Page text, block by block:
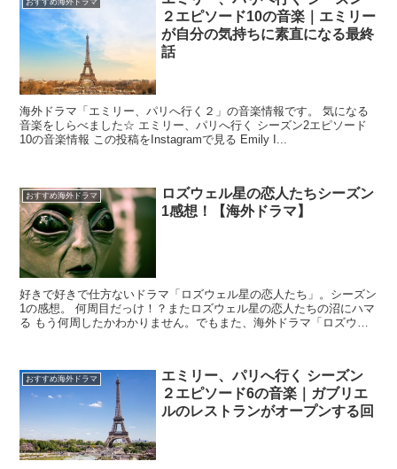
おすすめ海外ドラマ
２エピソード10の音楽｜エミリー
が自分の気持ちに素直になる最終
話
海外ドラマ「エミリー、パリへ行く２」の音楽情報です。 気になる
音楽をしらべました☆ エミリー、パリへ行く シーズン2エピソード
10の音楽情報 この投稿をInstagramで見る Emily I...
おすすめ海外ドラマ
ロズウェル星の恋人たちシーズン
1感想！【海外ドラマ】
好きで好きで仕方ないドラマ「ロズウェル星の恋人たち」。シーズン
1の感想。 何周目だっけ！？またロズウェル星の恋人たちの沼にハマ
る もう何周したかわかりません。でもまた、海外ドラマ「ロズウェ
おすすめ海外ドラマ
エミリー、パリへ行く シーズン
２エピソード6の音楽｜ガブリエ
ルのレストランがオープンする回